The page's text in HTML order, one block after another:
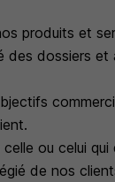
produits et
des dossiers et
ou celui qui
de nos